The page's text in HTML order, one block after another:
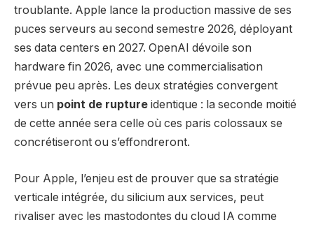
troublante. Apple lance la production massive de ses
puces serveurs au second semestre 2026, déployant
ses data centers en 2027. OpenAI dévoile son
hardware fin 2026, avec une commercialisation
prévue peu après. Les deux stratégies convergent
vers un point de rupture identique : la seconde moitié
de cette année sera celle où ces paris colossaux se
concrétiseront ou s’effondreront.
Pour Apple, l’enjeu est de prouver que sa stratégie
verticale intégrée, du silicium aux services, peut
rivaliser avec les mastodontes du cloud IA comme